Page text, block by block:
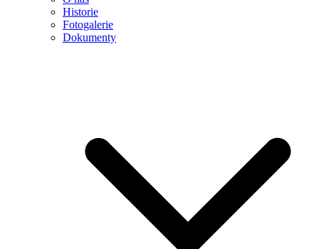
Historie
Fotogalerie
Dokumenty